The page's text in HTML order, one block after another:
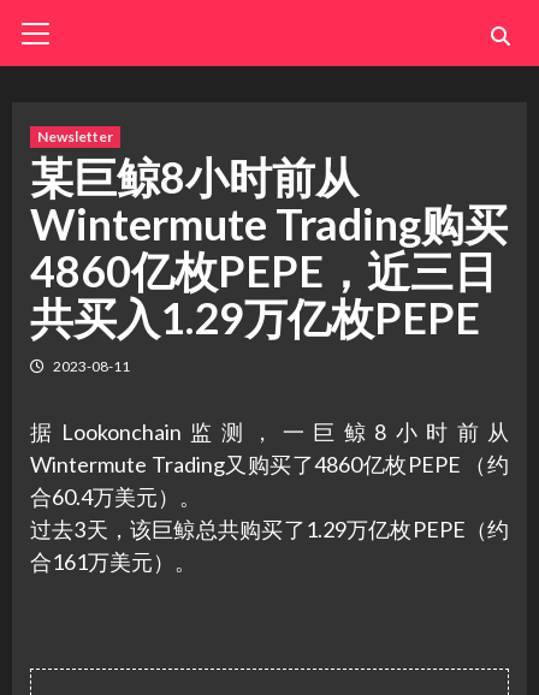
Menu
Newsletter
某巨鲸8小时前从
Wintermute Trading购买
4860亿枚PEPE，近三日
共买入1.29万亿枚PEPE
2023-08-11
据Lookonchain监测，一巨鲸8小时前从
Wintermute Trading又购买了4860亿枚PEPE （约
合60.4万美元）。
过去3天，该巨鲸总共购买了1.29万亿枚PEPE（约
合161万美元）。